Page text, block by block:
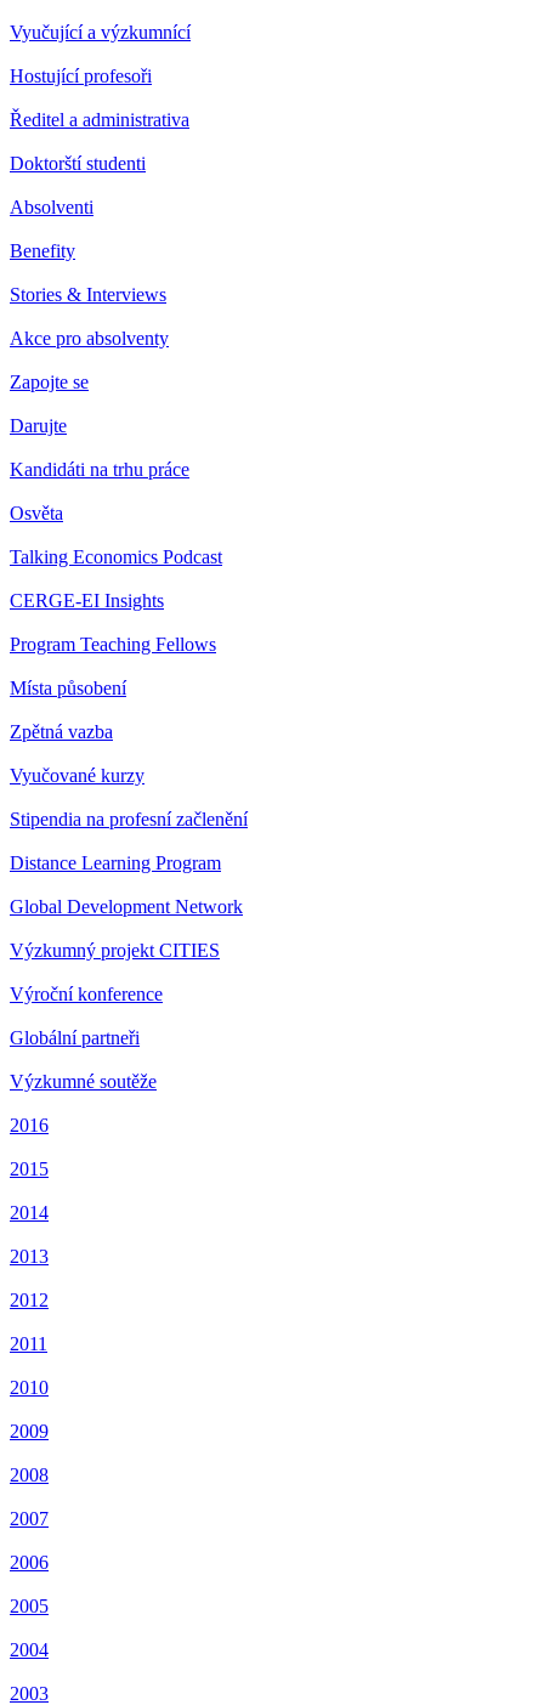
Vyučující a výzkumnící
Hostující profesoři
Ředitel a administrativa
Doktorští studenti
Absolventi
Benefity
Stories & Interviews
Akce pro absolventy
Zapojte se
Darujte
Kandidáti na trhu práce
Osvěta
Talking Economics Podcast
CERGE-EI Insights
Program Teaching Fellows
Místa působení
Zpětná vazba
Vyučované kurzy
Stipendia na profesní začlenění
Distance Learning Program
Global Development Network
Výzkumný projekt CITIES
Výroční konference
Globální partneři
Výzkumné soutěže
2016
2015
2014
2013
2012
2011
2010
2009
2008
2007
2006
2005
2004
2003